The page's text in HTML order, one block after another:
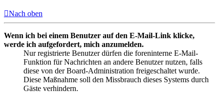
Nach oben
Wenn ich bei einem Benutzer auf den E-Mail-Link klicke,
werde ich aufgefordert, mich anzumelden.
Nur registrierte Benutzer dürfen die foreninterne E-Mail-
Funktion für Nachrichten an andere Benutzer nutzen, falls
diese von der Board-Administration freigeschaltet wurde.
Diese Maßnahme soll den Missbrauch dieses Systems durch
Gäste verhindern.